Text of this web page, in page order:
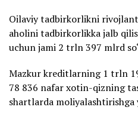
Oilaviy tadbirkorlikni
aholini tadbirkorlikka jalb
uchun jami 2 trln 397 mlrd
Mazkur kreditlarning 1 trln
78 836 nafar xotin-qizning
shartlarda moliyalashtirishga